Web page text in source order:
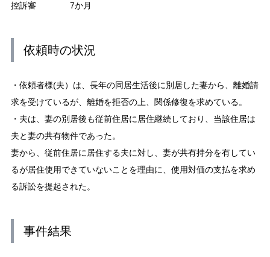
控訴審 7か月
依頼時の状況
・依頼者様(夫）は、長年の同居生活後に別居した妻から、離婚請
求を受けているが、離婚を拒否の上、関係修復を求めている。
・夫は、妻の別居後も従前住居に居住継続しており、当該住居は
夫と妻の共有物件であった。
妻から、従前住居に居住する夫に対し、妻が共有持分を有してい
るが居住使用できていないことを理由に、使用対価の支払を求め
る訴訟を提起された。
事件結果